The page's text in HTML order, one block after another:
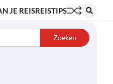
JE REISREISTIPS
Zoeken